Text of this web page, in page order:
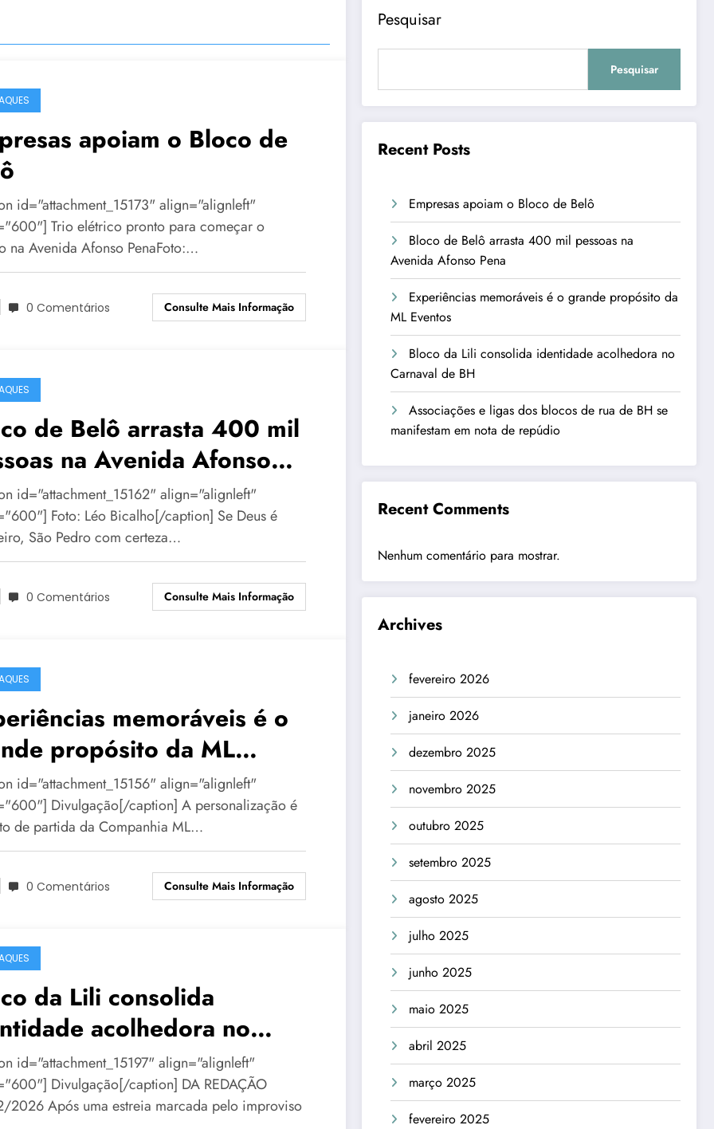
apoiam o Bloco de
id="attachment_15173" align="alignleft"
Trio elétrico pronto para começar o
na Avenida Afonso PenaFoto:…
0 Comentários Consulte Mais Informação
de Belô arrasta 400 mil
na Avenida Afonso
id="attachment_15162" align="alignleft"
Foto: Léo Bicalho[/caption] Se Deus é
São Pedro com certeza…
0 Comentários Consulte Mais Informação
memoráveis é o
propósito da ML
id="attachment_15156" align="alignleft"
Divulgação[/caption] A personalização é
de partida da Companhia ML…
0 Comentários Consulte Mais Informação
da Lili consolida
acolhedora no
de BH
id="attachment_15197" align="alignleft"
Divulgação[/caption] DA REDAÇÃO
Após uma estreia marcada pelo improviso
Pesquisar
Pesquisar
Recent Posts
Empresas apoiam o Bloco de Belô
Bloco de Belô arrasta 400 mil pessoas na
Avenida Afonso Pena
Experiências memoráveis é o grande propósito da
ML Eventos
Bloco da Lili consolida identidade acolhedora no
Carnaval de BH
Associações e ligas dos blocos de rua de BH se
manifestam em nota de repúdio
Recent Comments
Nenhum comentário para mostrar.
Archives
fevereiro 2026
janeiro 2026
dezembro 2025
novembro 2025
outubro 2025
setembro 2025
agosto 2025
julho 2025
junho 2025
maio 2025
abril 2025
março 2025
fevereiro 2025